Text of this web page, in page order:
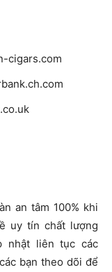
cigars.com
an tâm 100% khi
uy tín chất lượng
nhật liên tục các
bạn theo dõi để